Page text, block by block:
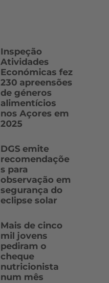
Inspeção
Atividades
Económicas fez
230 apreensões
de géneros
alimentícios
nos Açores em
2025
DGS emite
recomendaçõe
s para
observação em
segurança do
eclipse solar
Mais de cinco
mil jovens
pediram o
cheque
nutricionista
num mês